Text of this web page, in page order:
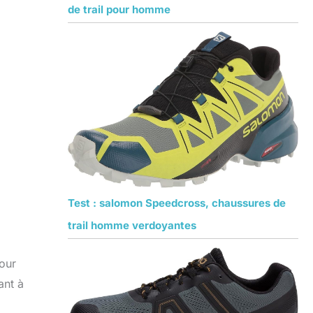
à
de trail pour homme
Test : salomon Speedcross, chaussures de
trail homme verdoyantes